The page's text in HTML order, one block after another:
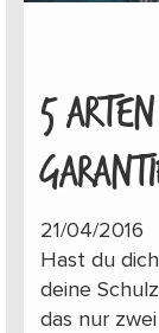
5
21/04/2016
Hast du
deine
das nur